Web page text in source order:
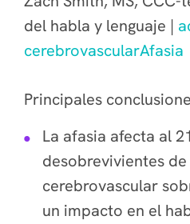
del habla y lenguaje |
cerebrovascularAfasia
Principales
La afasia afecta al
desobrevivientes
cerebrovascular
un impacto en el